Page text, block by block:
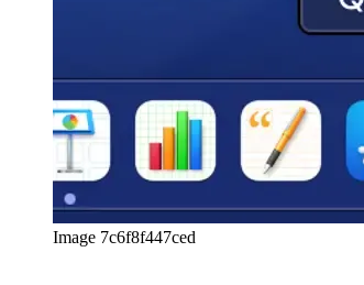
Image 419d3ffab8d8
iPhone- oder iPad-Bildschirm
Natürlich kann diese Technik auch verwendet